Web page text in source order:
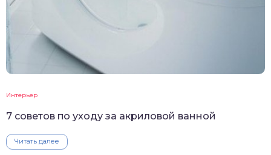
Интерьер
7 советов по уходу за акриловой ванной
Читать далее